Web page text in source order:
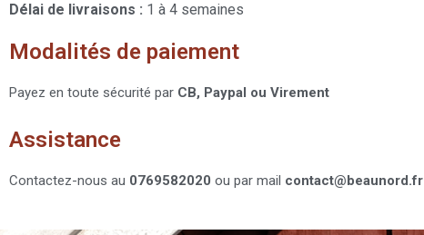
Délai de livraisons : 1 à 4 semaines
Modalités de paiement
Payez en toute sécurité par CB, Paypal ou Virement
Assistance
Contactez-nous au 0769582020 ou par mail contact@beaunord.fr